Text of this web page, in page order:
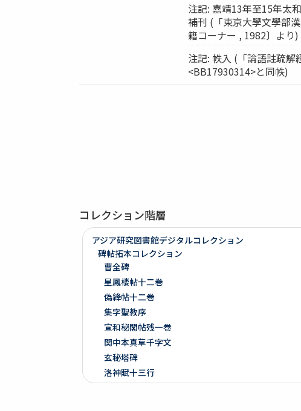
注記: 嘉靖13年至15年太
補刊 (「東京大學文學部
籍コーナー , 1982〕より)
注記: 帙入 (「論語註疏解
<BB17930314>と同帙)
コレクション階層
アジア研究図書館デジタルコレクション
碑帖拓本コレクション
曹全碑
星鳳楼帖十二巻
偽絳帖十二巻
集字聖教序
宣和秘閣帖残一巻
関中本真草千字文
玄秘塔碑
洛神賦十三行